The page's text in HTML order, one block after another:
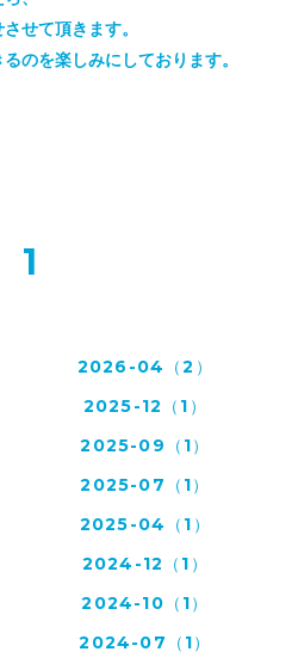
せて頂きます。
のを楽しみにしております。
1
2026-04（2）
2025-12（1）
2025-09（1）
2025-07（1）
2025-04（1）
2024-12（1）
2024-10（1）
2024-07（1）